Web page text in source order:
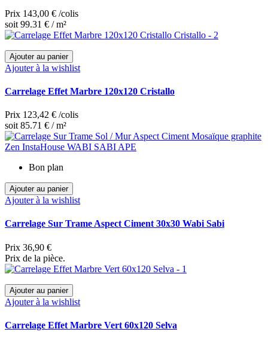
Prix 143,00 € /colis
soit 99.31 € / m²
Ajouter au panier
Ajouter à la wishlist
Carrelage Effet Marbre 120x120 Cristallo
Prix 123,42 € /colis
soit 85.71 € / m²
Bon plan
Ajouter au panier
Ajouter à la wishlist
Carrelage Sur Trame Aspect Ciment 30x30 Wabi Sabi
Prix 36,90 €
Prix de la pièce.
Ajouter au panier
Ajouter à la wishlist
Carrelage Effet Marbre Vert 60x120 Selva